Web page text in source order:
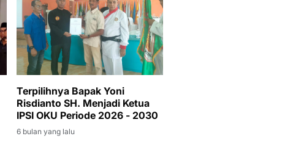
Terpilihnya Bapak Yoni
Risdianto SH. Menjadi Ketua
IPSI OKU Periode 2026 - 2030
6 bulan yang lalu